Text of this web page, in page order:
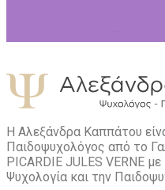
Η Αλεξάνδρα Καππάτου
Παιδοψυχολόγος από το
PICARDIE JULES VERNE
Ψυχολογία και την